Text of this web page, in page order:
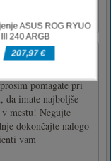
si noge in tako
pomagate pri
da imate najboljše
mestu! Negujte
dokončajte nalogo
vam